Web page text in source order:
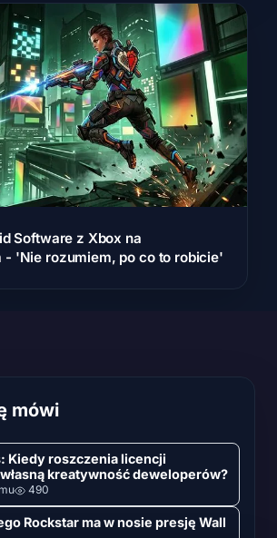
Software z Xbox na
'Nie rozumiem, po co to robicie'
mówi
Kiedy roszczenia licencji
kreatywność deweloperów?
490
Rockstar ma w nosie presję Wall